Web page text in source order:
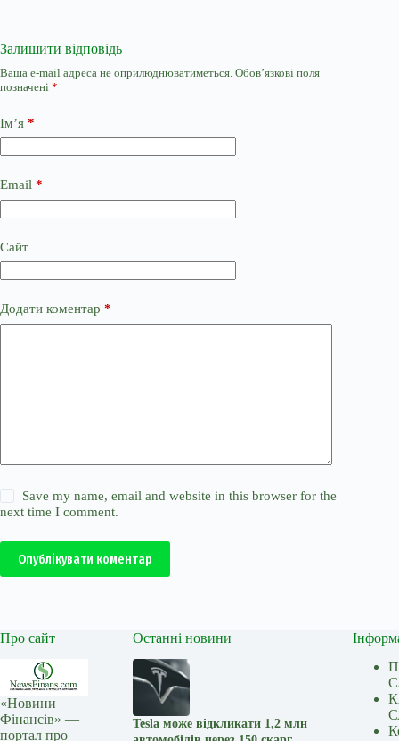
Залишити відповідь
Ваша e-mail адреса не оприлюднюватиметься. Обов’язкові поля
позначені *
Ім’я *
Email *
Сайт
Додати коментар *
Save my name, email and website in this browser for the
next time I comment.
Опублікувати коментар
Про сайт
«Новини
Фінансів» —
портал про
Останні новини
Tesla може відкликати 1,2 млн